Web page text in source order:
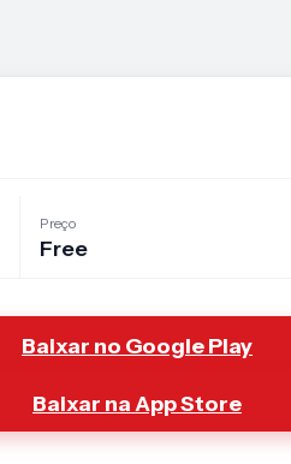
Preço
Free
Baixar no Google Play
Baixar na App Store